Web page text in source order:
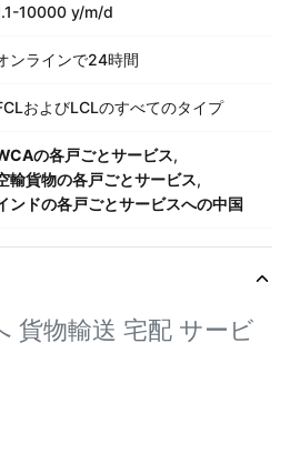
10000 y/m/d
ンラインで24時間
およびLCLのすべてのタイプ
の各戸ごとサービス,
輸貨物の各戸ごとサービス,
ンドの各戸ごとサービスへの中国
貨物輸送 宅配 サービ